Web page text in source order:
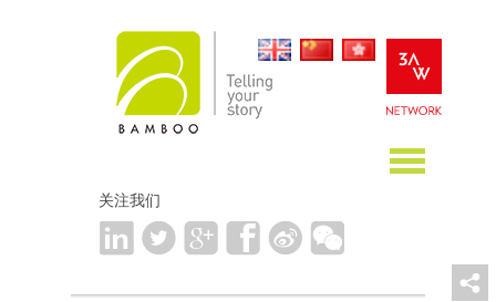
关注我们